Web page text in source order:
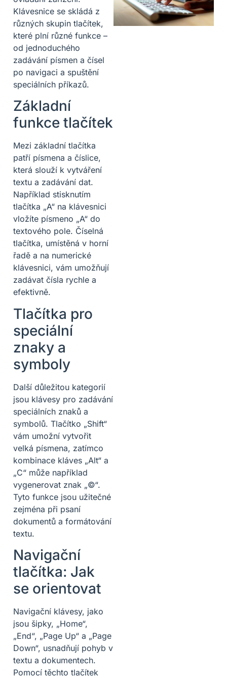
Klávesnice se skládá z
různých skupin tlačítek,
které plní různé funkce –
od jednoduchého
zadávání písmen a čísel
po navigaci a spuštění
speciálních příkazů.
Základní
funkce tlačítek
Mezi základní tlačítka
patří písmena a číslice,
která slouží k vytváření
textu a zadávání dat.
Například stisknutím
tlačítka „A“ na klávesnici
vložíte písmeno „A“ do
textového pole. Číselná
tlačítka, umístěná v horní
řadě a na numerické
klávesnici, vám umožňují
zadávat čísla rychle a
efektivně.
Tlačítka pro
speciální
znaky a
symboly
Další důležitou kategorií
jsou klávesy pro zadávání
speciálních znaků a
symbolů. Tlačítko „Shift“
vám umožní vytvořit
velká písmena, zatímco
kombinace kláves „Alt“ a
„C“ může například
vygenerovat znak „©“.
Tyto funkce jsou užitečné
zejména při psaní
dokumentů a formátování
textu.
Navigační
tlačítka: Jak
se orientovat
Navigační klávesy, jako
jsou šipky, „Home“,
„End“, „Page Up“ a „Page
Down“, usnadňují pohyb v
textu a dokumentech.
Pomocí těchto tlačítek